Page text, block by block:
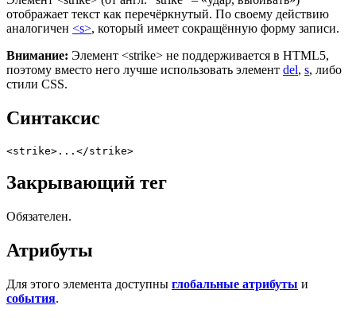
отображает текст как перечёркнутый. По своему действию
аналогичен <s>, который имеет сокращённую форму записи.
Внимание: Элемент <strike> не поддерживается в HTML5,
поэтому вместо него лучше использовать элемент del, s, либо
стили CSS.
Синтаксис
<strike>...</strike>
Закрывающий тег
Обязателен.
Атрибуты
Для этого элемента доступны глобальные атрибуты и
события.